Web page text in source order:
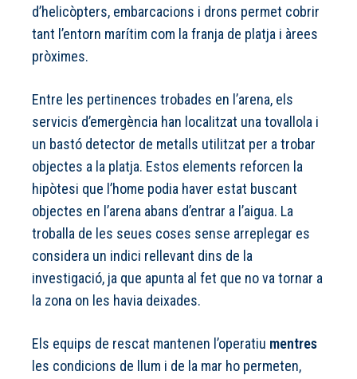
d’helicòpters, embarcacions i drons permet cobrir
tant l’entorn marítim com la franja de platja i àrees
pròximes.
Entre les pertinences trobades en l’arena, els
servicis d’emergència han localitzat una tovallola i
un bastó detector de metalls utilitzat per a trobar
objectes a la platja. Estos elements reforcen la
hipòtesi que l’home podia haver estat buscant
objectes en l’arena abans d’entrar a l’aigua. La
troballa de les seues coses sense arreplegar es
considera un indici rellevant dins de la
investigació, ja que apunta al fet que no va tornar a
la zona on les havia deixades.
Els equips de rescat mantenen l’operatiu mentres
les condicions de llum i de la mar ho permeten,